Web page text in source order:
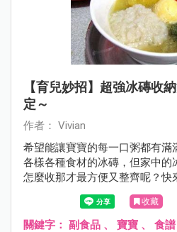
【育兒妙招】超強冰磚收
定～
作者： Vivian
希望能讓寶寶的每一口粥都有
各樣各種食材的冰磚，但家中
怎麼收那才最方便又整齊呢？快
不但讓冰箱一目了然，也讓拿取
收藏
關鍵字： 副食品 、 寶寶 、 食譜